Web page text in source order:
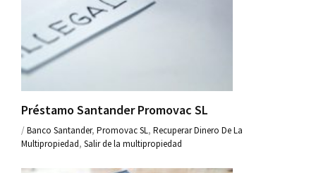
Préstamo Santander Promovac SL
/Banco Santander, Promovac SL, Recuperar Dinero De La
Multipropiedad, Salir de la multipropiedad